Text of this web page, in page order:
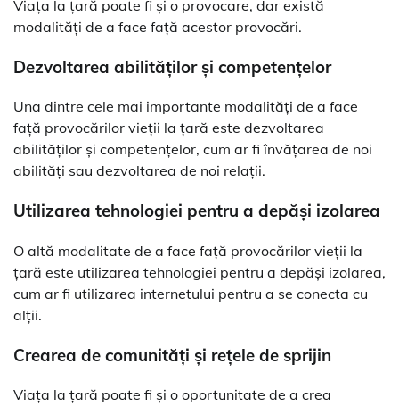
Viața la țară poate fi și o provocare, dar există
modalități de a face față acestor provocări.
Dezvoltarea abilităților și competențelor
Una dintre cele mai importante modalități de a face
față provocărilor vieții la țară este dezvoltarea
abilităților și competențelor, cum ar fi învățarea de noi
abilități sau dezvoltarea de noi relații.
Utilizarea tehnologiei pentru a depăși izolarea
O altă modalitate de a face față provocărilor vieții la
țară este utilizarea tehnologiei pentru a depăși izolarea,
cum ar fi utilizarea internetului pentru a se conecta cu
alții.
Crearea de comunități și rețele de sprijin
Viața la țară poate fi și o oportunitate de a crea